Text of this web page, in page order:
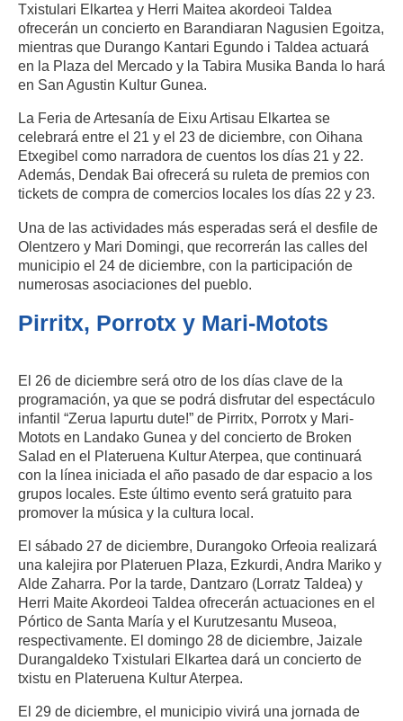
Txistulari Elkartea y Herri Maitea akordeoi Taldea
ofrecerán un concierto en Barandiaran Nagusien Egoitza,
mientras que Durango Kantari Egundo i Taldea actuará
en la Plaza del Mercado y la Tabira Musika Banda lo hará
en San Agustin Kultur Gunea.
La Feria de Artesanía de Eixu Artisau Elkartea se
celebrará entre el 21 y el 23 de diciembre, con Oihana
Etxegibel como narradora de cuentos los días 21 y 22.
Además, Dendak Bai ofrecerá su ruleta de premios con
tickets de compra de comercios locales los días 22 y 23.
Una de las actividades más esperadas será el desfile de
Olentzero y Mari Domingi, que recorrerán las calles del
municipio el 24 de diciembre, con la participación de
numerosas asociaciones del pueblo.
Pirritx, Porrotx y Mari-Motots
El 26 de diciembre será otro de los días clave de la
programación, ya que se podrá disfrutar del espectáculo
infantil “Zerua lapurtu dute!” de Pirritx, Porrotx y Mari-
Motots en Landako Gunea y del concierto de Broken
Salad en el Plateruena Kultur Aterpea, que continuará
con la línea iniciada el año pasado de dar espacio a los
grupos locales. Este último evento será gratuito para
promover la música y la cultura local.
El sábado 27 de diciembre, Durangoko Orfeoia realizará
una kalejira por Plateruen Plaza, Ezkurdi, Andra Mariko y
Alde Zaharra. Por la tarde, Dantzaro (Lorratz Taldea) y
Herri Maite Akordeoi Taldea ofrecerán actuaciones en el
Pórtico de Santa María y el Kurutzesantu Museoa,
respectivamente. El domingo 28 de diciembre, Jaizale
Durangaldeko Txistulari Elkartea dará un concierto de
txistu en Plateruena Kultur Aterpea.
El 29 de diciembre, el municipio vivirá una jornada de